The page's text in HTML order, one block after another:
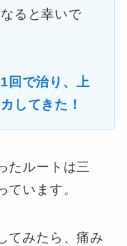
ると幸いで
回で治り、上
してきた！
たルートは三
ています。
てみたら、痛み